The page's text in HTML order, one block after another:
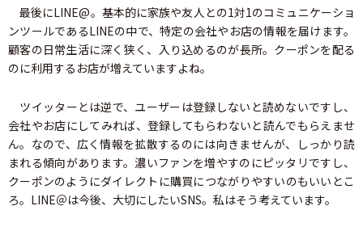
最後にLINE@。基本的に家族や友人との1対1のコミュニケーショ
ンツールであるLINEの中で、特定の会社やお店の情報を届けます。
顧客の日常生活に深く狭く、入り込めるのが長所。クーポンを配る
のに利用するお店が増えていますよね。
ツイッターとは逆で、ユーザーは登録しないと読めないですし、
会社やお店にしてみれば、登録してもらわないと読んでもらえませ
ん。なので、広く情報を拡散するのには向きませんが、しっかり読
まれる傾向があります。濃いファンを増やすのにピッタリですし、
クーポンのようにダイレクトに購買につながりやすいのもいいとこ
ろ。LINE＠は今後、大切にしたいSNS。私はそう考えています。